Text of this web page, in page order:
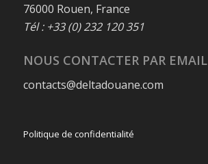
76000 Rouen, France
Tél : +33 (0) 232 120 351
NOUS CONTACTER PAR EMAIL
contacts@deltadouane.com
Politique de confidentialité